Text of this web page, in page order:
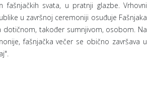
fašnjačkih svata, u pratnji glazbe. Vrhovni
u završnoj ceremoniji osuđuje Fašnjaka
dotičnom, također sumnjivom, osobom. Na
fašnjačka večer se obično završava u